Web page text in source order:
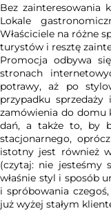
Bez zainteresowania
Lokale
Właściciele na różne
turystów i resztę
Promocja odbywa
stronach
potrawy, aż po
przypadku
zamówienia do domu
dań, a także to, by
stacjonarnego,
istotny jest również
(czytaj: nie jesteśmy
właśnie styl i sposób
i spróbowania
już wyżej stałym